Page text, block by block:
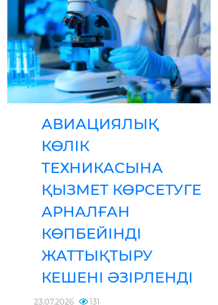
АВИАЦИЯЛЫҚ
КӨЛІК
ТЕХНИКАСЫНА
ҚЫЗМЕТ КӨРСЕТУГЕ
АРНАЛҒАН
КӨПБЕЙІНДІ
ЖАТТЫҚТЫРУ
КЕШЕНІ ӘЗІРЛЕНДІ
23.07.2026 131